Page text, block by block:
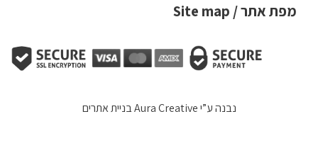
מפת אתר / Site map
נבנה ע”יAura Creative בניית אתרים